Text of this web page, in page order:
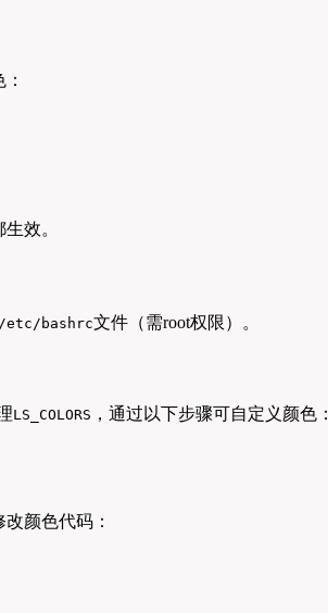
效。
/etc/bashrc文件（需root权限）。
LS_COLORS ，通过以下步骤可自定义颜色：
颜色代码：